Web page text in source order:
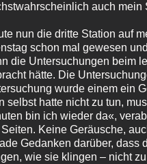
auch mein
nun die dritte Station auf
schon mal gewesen
die Untersuchungen beim
hätte. Die
wurde einem ein
selbst hatte nicht zu tun,
bin ich wieder da«,
Keine Geräusche,
Gedanken darüber, dass
wie sie klingen – nicht